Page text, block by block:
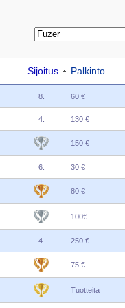
Sijoitus Palkinto
8. 60 €
4. 130 €
150 €
6. 30 €
80 €
100€
4. 250 €
75 €
Tuotteita